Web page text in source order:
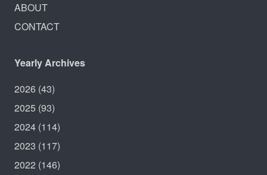
ABOUT
CONTACT
Yearly Archives
2026 (43)
2025 (93)
2024 (114)
2023 (117)
2022 (146)